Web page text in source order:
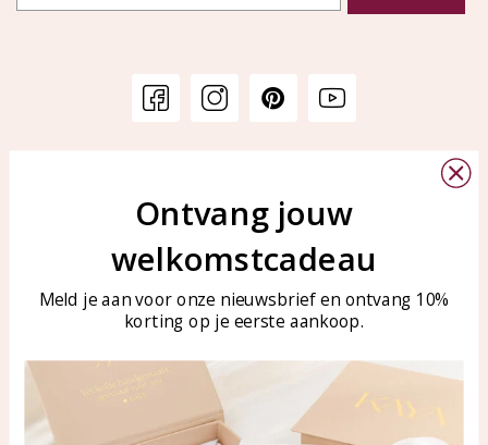
Veelgestelde vragen
Bellen of WhatsApp Ma-Vr
tussen 09:00-17:00
Tel: 0850003187
klantenservice@kayasierade
Producten KAYA Sieraden
Ontvang jouw
welkomstcadeau
Meld je aan voor onze nieuwsbrief en ontvang 10%
korting op je eerste aankoop.